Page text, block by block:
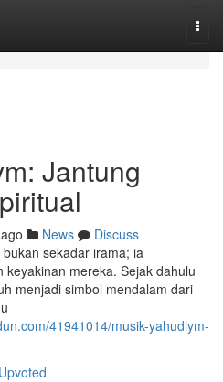
Jantung
News
Discuss
sekadar irama; ia
mereka. Sejak dahulu
menjadi simbol mendalam dari
41941014/musik-yahudiym-